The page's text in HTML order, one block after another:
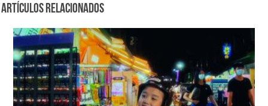
Artículos Relacionados